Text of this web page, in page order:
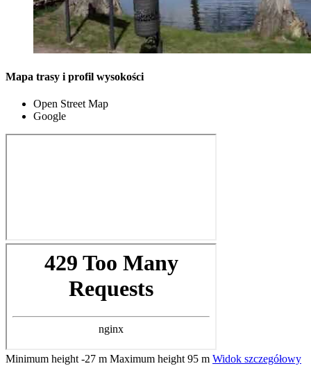
Mapa trasy i profil wysokości
Open Street Map
Google
Minimum height -27 m Maximum height 95 m Widok szczegółowy